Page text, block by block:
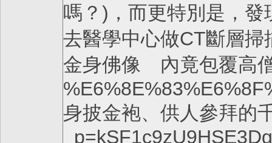
嗎？)，而更特別是，
去醫學中心做CT斷層
金身佛像 內竟包覆高
身披金袍、供人參拜的